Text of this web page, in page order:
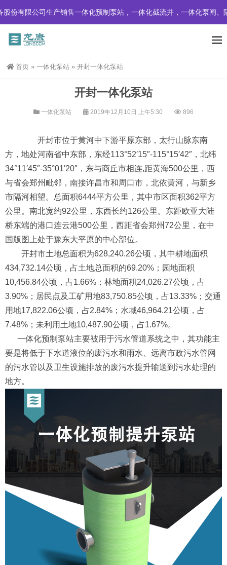
司生产销售一体化预制泵站，一体化截流井，一体化泵闸、隔油提升
首页 » 一体化泵站 » 开封一体化泵站
开封一体化泵站
一体化泵站 2019年12月10日 上午5:30 896
开封市位于黄河中下游平原东部，太行山脉东南
方，地处河南省中东部，东经113°52′15″-115°15′42″，北纬
34°11′45″-35°01′20″，东与商丘市相连,距黄海500公里，西
与省会郑州毗邻，南接许昌市和周口市，北依黄河，与新乡
市隔河相望。总面积6444平方公里，其中市区面积362平方
公里。南北宽约92公里，东西长约126公里。东距欧亚大陆
桥东端的港口连云港500公里，西距省会郑州72公里，在中
国版图上处于豫东大平原的中心部位。
开封市土地总面积为628,240.26公顷，其中耕地面积
434,732.14公顷，占土地总面积的69.20%；园地面积
10,456.84公顷，占1.66%；林地面积24,026.27公顷，占
3.90%；居民点及工矿用地83,750.85公顷，占13.33%；交通
用地17,822.06公顷，占2.84%；水域46,964.21公顷，占
7.48%；未利用土地10,487.90公顷，占1.67%。
一体化预制泵站主要被用于污水管道系统之中，其功能主
要是将低于下水道液位的废污水和雨水、远离市政污水管网
的污水管以及卫生设施排放的废污水提升输送到污水处理的
地方。